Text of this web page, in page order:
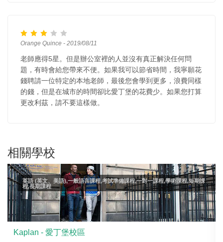
Orange Quince - 2019/08/11
老師應得5星。但是辦公室裡的人並沒有真正解決任何問
題，有時會給您帶來不便。如果我可以節省時間，我寧願花
錢聘請一位特定的本地老師，最後您會學到更多，浪費同樣
的錢，但是在城市的時間卻比愛丁堡的花費少。如果您打算
更改利茲，請不要這樣做。
相關學校
英語 (英文、美語),一般語言課程,考試準備課程,一對一課程,學術課程,短期課
程,長期課程
Kaplan - 愛丁堡校區